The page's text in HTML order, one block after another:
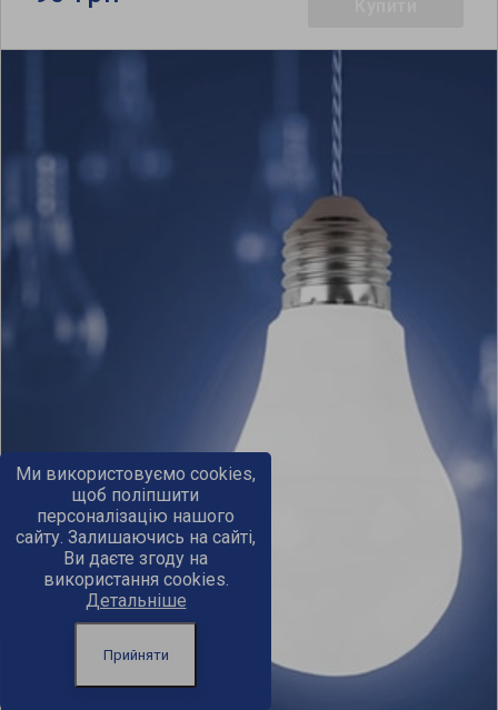
Ми використовуємо cookies,
щоб поліпшити
персоналізацію нашого
сайту. Залишаючись на сайті,
Ви даєте згоду на
використання cookies.
Детальніше
Прийняти